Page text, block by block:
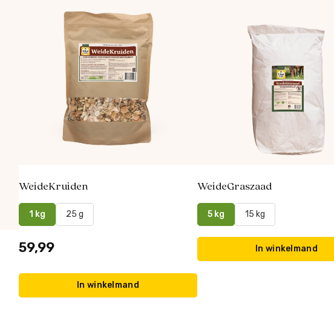
WeideKruiden
1 kg 25 g
59,99
In winkelmand
WeideGraszaad
5 kg 15 kg
In winkelmand